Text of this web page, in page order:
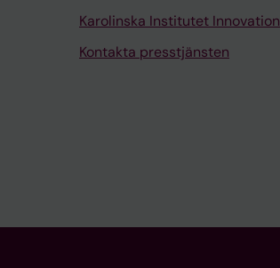
Karolinska Institutet Innovation
Kontakta presstjänsten